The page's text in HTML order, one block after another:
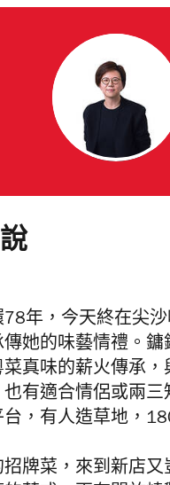
78年，今天終在尖
傳她的味藝情禮。
真味的薪火傳承
有適合情侶或兩
，有人造草地，
牌菜，來到新店